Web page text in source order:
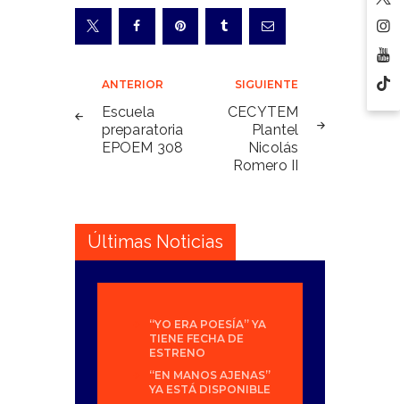
Navegación
de
entradas
ANTERIOR
Escuela
preparatoria
EPOEM 308
SIGUIENTE
CECYTEM
Plantel
Nicolás
Romero II
Últimas Noticias
“YO ERA POESÍA” YA
TIENE FECHA DE
ESTRENO
“EN MANOS AJENAS”
YA ESTÁ DISPONIBLE